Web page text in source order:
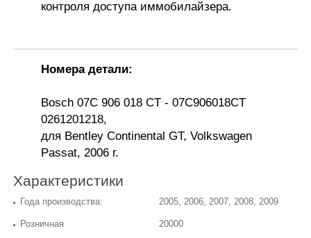
контроля доступа иммобилайзера.
Номера детали:
Bosch 07C 906 018 CT - 07C906018CT
0261201218,
для Bentley Continental GT, Volkswagen
Passat, 2006 г.
Характеристики
Года производства: 2005, 2006, 2007, 2008, 2009
Розничная 20000